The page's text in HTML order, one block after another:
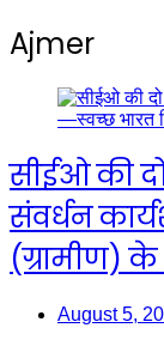
Ajmer
सीईओ की
संवर्धन
(ग्रामीण)
August 5,